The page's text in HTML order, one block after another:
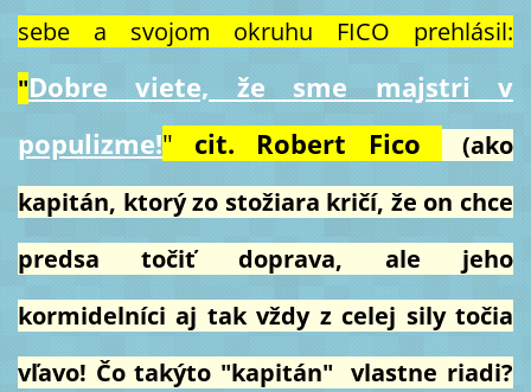
sebe a svojom okruhu FICO prehlásil:
"Dobre viete, že sme majstri v
populizme!" cit. Robert Fico
(ako
kapitán, ktorý zo stožiara kričí, že on chce
predsa točiť doprava, ale jeho
kormidelníci aj tak vždy z celej sily točia
vľavo! Čo takýto "kapitán" vlastne riadi?